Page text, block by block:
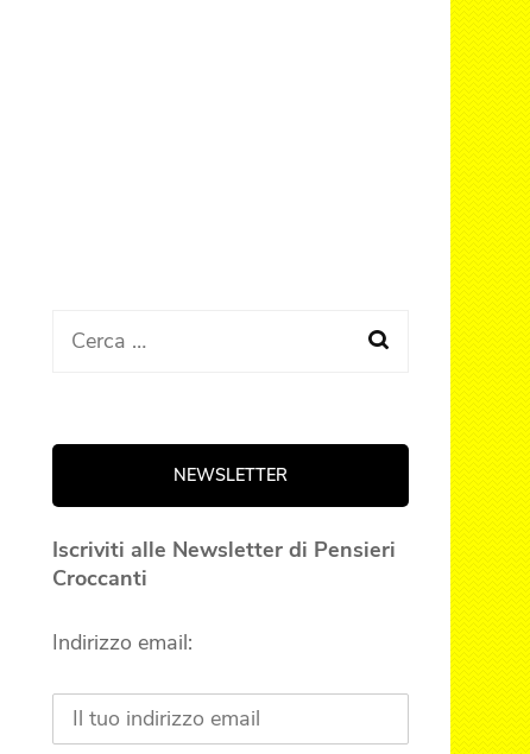
Ricerca
NEWSLETTER
Iscriviti alle Newsletter di Pensieri
Croccanti
Indirizzo email: